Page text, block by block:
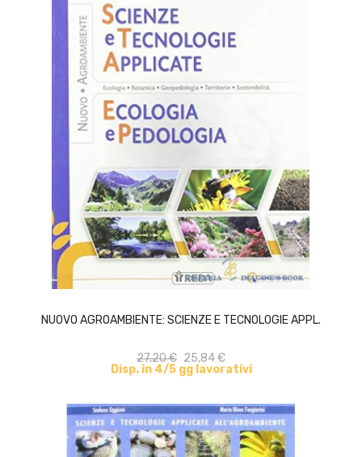
NUOVO AGROAMBIENTE: SCIENZE E TECNOLOGIE APPL.
27,20 € 25,84 €
Disp. in 4/5 gg lavorativi
ACQUISTA